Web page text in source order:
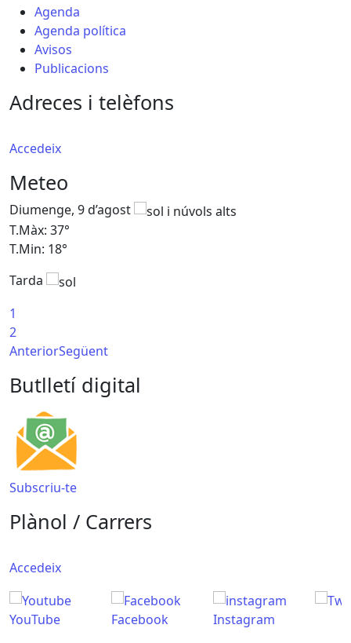
Agenda
Agenda política
Avisos
Publicacions
Adreces i telèfons
Accedeix
Meteo
Diumenge, 9 d’agost
T.Màx: 37°
T.Min: 18°
Tarda
1
2
AnteriorSegüent
Butlletí digital
Subscriu-te
Plànol / Carrers
Accedeix
YouTube Facebook Instagram